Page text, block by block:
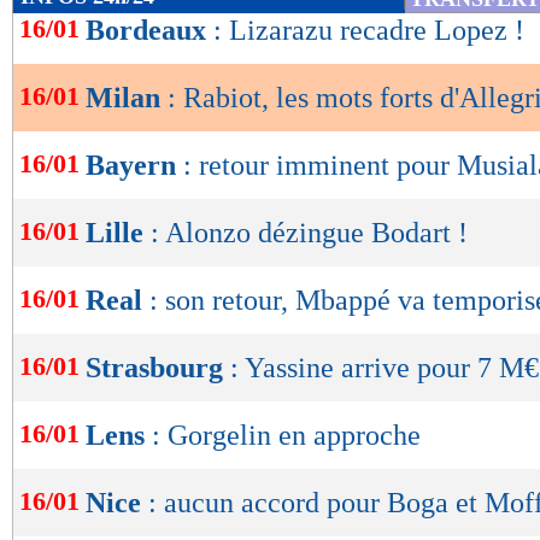
de
OK
16/01 Bordeaux : Lizarazu recadre Lopez !
16/01 Milan : Rabiot, les mots forts
16/01 Bayern : retour imminent pour
16/01 Lille : Alonzo dézingue Bodart !
16/01 Real : son retour, Mbappé va
16/01 Strasbourg : Yassine arrive pour 7 M€
16/01 Lens : Gorgelin en approche
16/01 Nice : aucun accord pour Boga et